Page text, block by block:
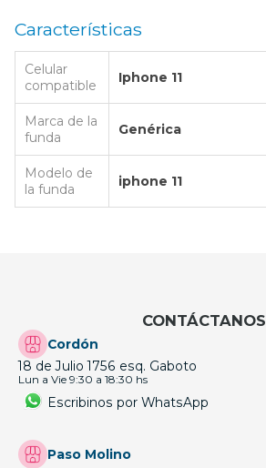
Características
Celular
compatible
Iphone 11
Marca de la
funda
Genérica
Modelo de
la funda
iphone 11
CONTÁCTANOS
Cordón
18 de Julio 1756 esq. Gaboto
Lun a Vie 9:30 a 18:30 hs
Escribinos por WhatsApp
Paso Molino